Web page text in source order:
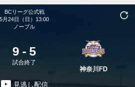
BCリーグ公式戦
5月24日（日）13:00
ノーブル
9 - 5
試合終了
神奈川FD
見逃し配信